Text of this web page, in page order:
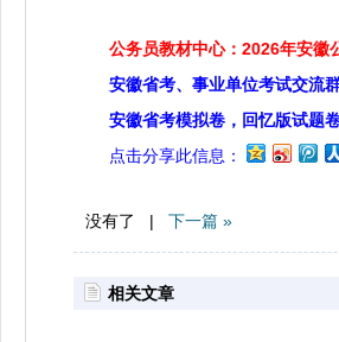
公务员教材中心：2026年安徽
安徽省考、事业单位考试交流
安徽省考模拟卷，回忆版试题
点击分享此信息：
没有了 | 下一篇 »
相关文章